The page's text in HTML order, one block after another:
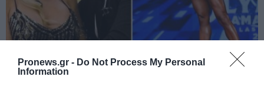
Pronews.gr - Do Not Process My Personal
Information
Από το «Bachelor» στο bodybuilding: Η